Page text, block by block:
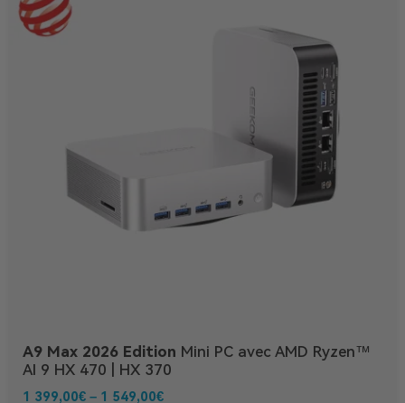
A9 Max 2026 Edition Mini PC avec AMD Ryzen™
AI 9 HX 470 | HX 370
1 399,00€ – 1 549,00€